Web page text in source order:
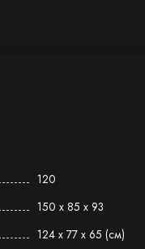
120
150 х 85 х 93
124 х 77 х 65 (см)